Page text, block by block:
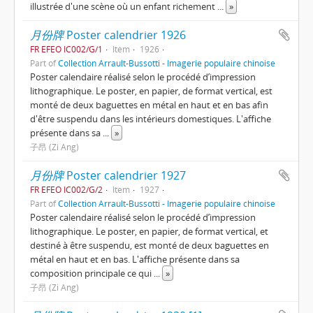
illustrée d'une scène où un enfant richement ... »
月份牌Poster calendrier 1926
FR EFEO IC002/G/1 Item
1926
Part ofCollection Arrault-Bussotti - Imagerie populaire chinoise
Poster calendaire réalisé selon le procédé d’impression
lithographique. Le poster, en papier, de format vertical, est
monté de deux baguettes en métal en haut et en bas afin
d'être suspendu dans les intérieurs domestiques. L'affiche
présente dans sa ... »
子昂 (Zi Ang)
月份牌Poster calendrier 1927
FR EFEO IC002/G/2 Item
1927
Part ofCollection Arrault-Bussotti - Imagerie populaire chinoise
Poster calendaire réalisé selon le procédé d’impression
lithographique. Le poster, en papier, de format vertical, et
destiné à être suspendu, est monté de deux baguettes en
métal en haut et en bas. L'affiche présente dans sa
composition principale ce qui ... »
子昂 (Zi Ang)